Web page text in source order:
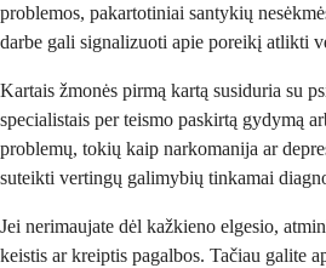
problemos, pakartotiniai santykių
darbe gali signalizuoti apie poreikį atlikti
Kartais žmonės pirmą kartą susiduria su
specialistais per teismo paskirtą gydymą
problemų, tokių kaip narkomanija ar
suteikti vertingų galimybių tinkamai
Jei nerimaujate dėl kažkieno elgesio,
keistis ar kreiptis pagalbos. Tačiau galite